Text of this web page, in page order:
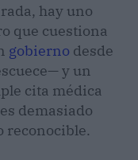
hay uno
que cuestiona
gobierno desde
y un
cita médica
demasiado
reconocible.